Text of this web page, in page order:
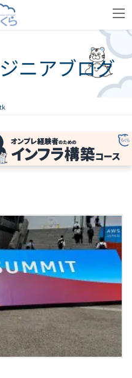
ニアブログ
tk